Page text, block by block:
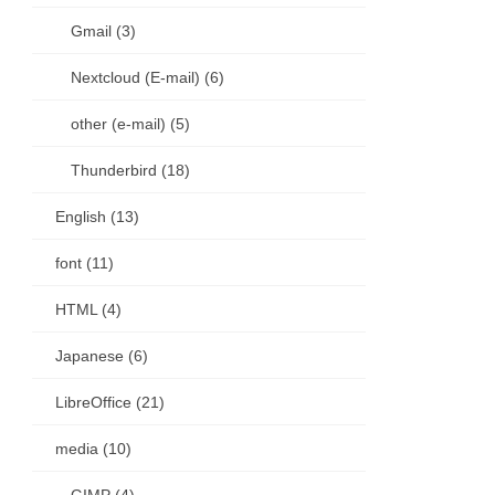
Gmail (3)
Nextcloud (E-mail) (6)
other (e-mail) (5)
Thunderbird (18)
English (13)
font (11)
HTML (4)
Japanese (6)
LibreOffice (21)
media (10)